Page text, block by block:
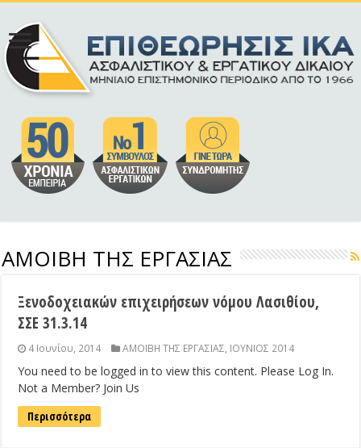
ΑΜΟΙΒΗ ΤΗΣ ΕΡΓΑΣΙΑΣ
Ξενοδοχειακών επιχειρήσεων νόμου Λασιθίου,
ΣΣΕ 31.3.14
4 Ιουνίου, 2014 ΑΜΟΙΒΗ ΤΗΣ ΕΡΓΑΣΙΑΣ, ΙΟΥΝΙΟΣ 2014
You need to be logged in to view this content. Please Log In.
Not a Member? Join Us
Περισσότερα